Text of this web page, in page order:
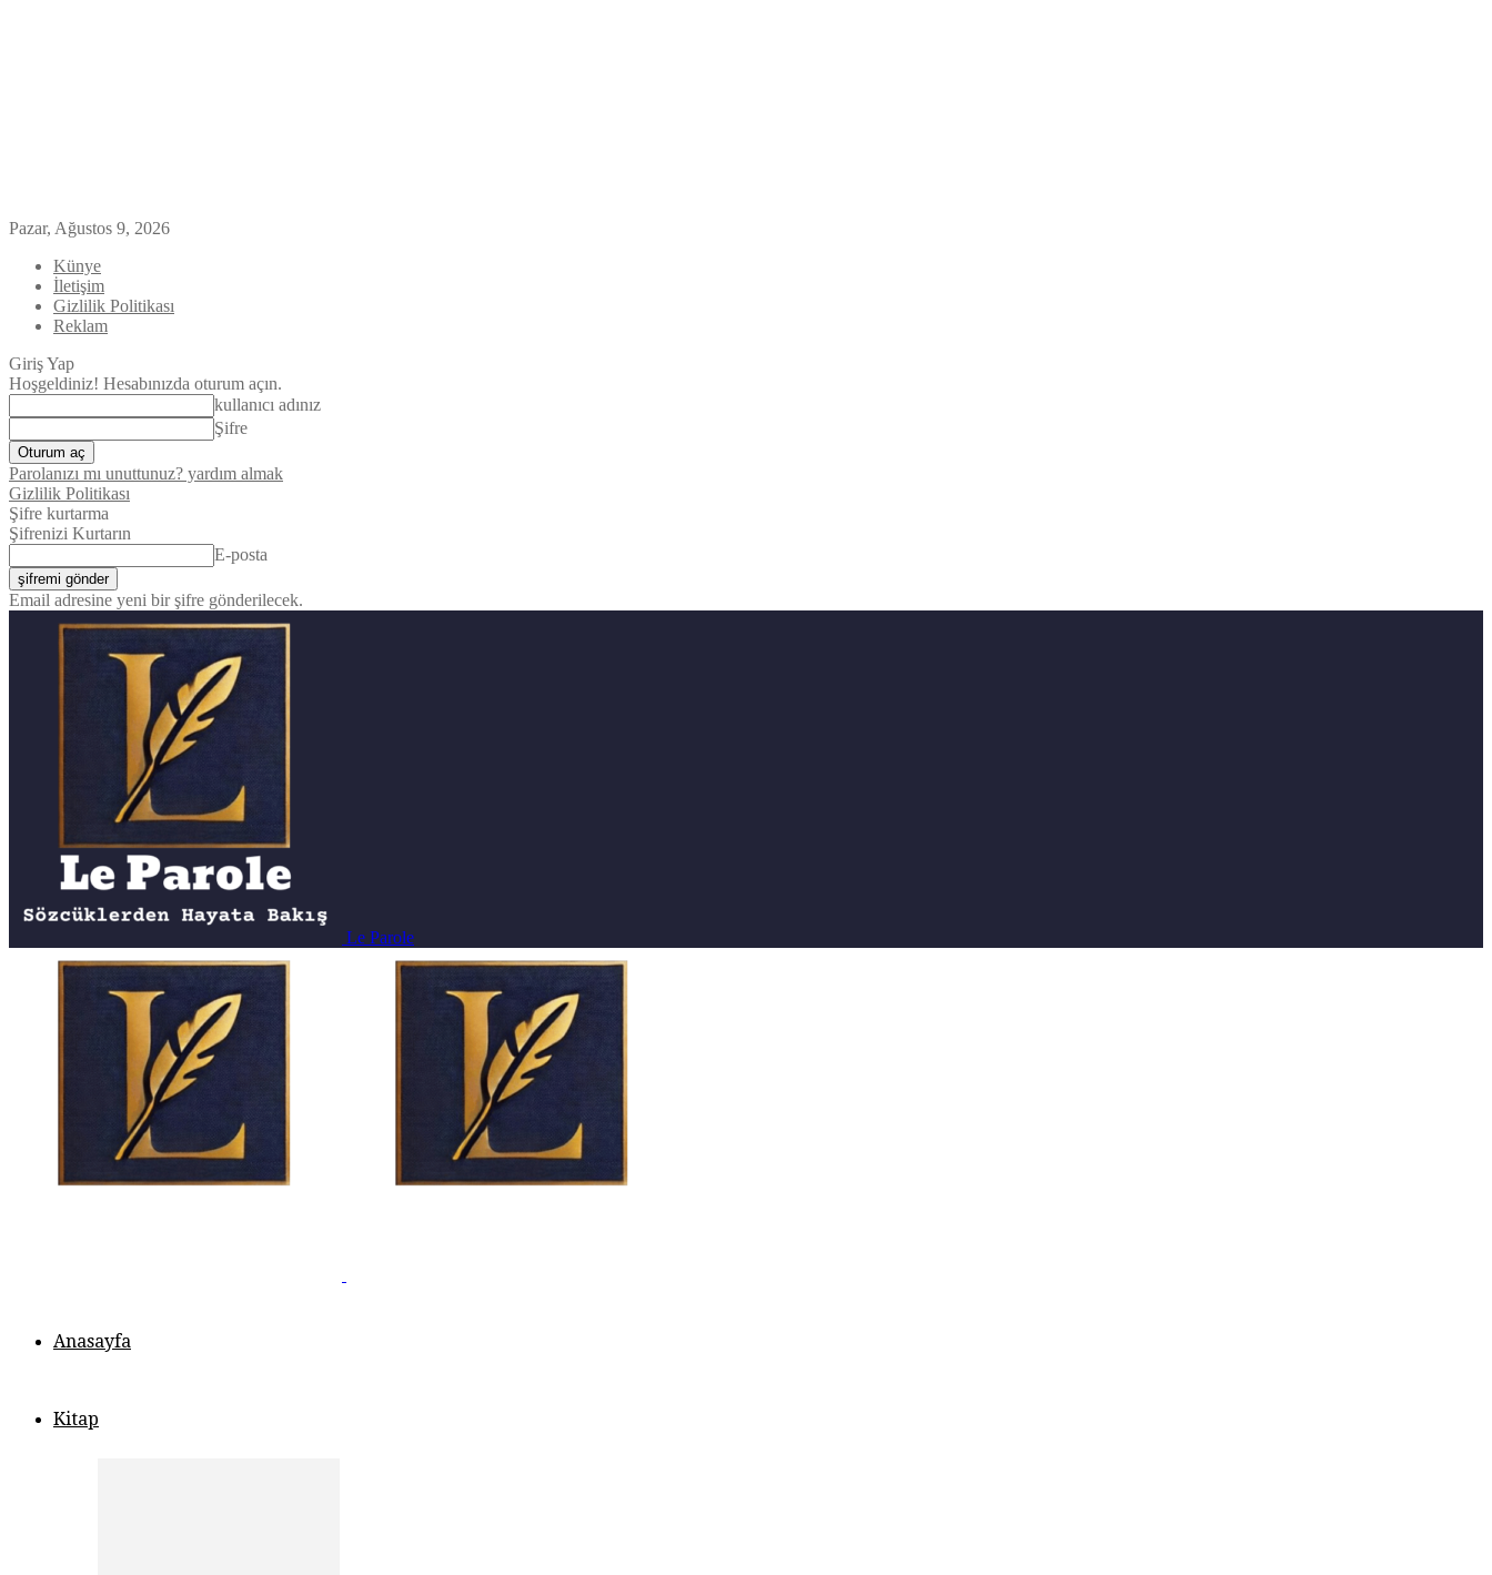
Pazar, Ağustos 9, 2026
Künye
İletişim
Gizlilik Politikası
Reklam
Giriş Yap
Hoşgeldiniz! Hesabınızda oturum açın.
kullanıcı adınız
Şifre
Parolanızı mı unuttunuz? yardım almak
Gizlilik Politikası
Şifre kurtarma
Şifrenizi Kurtarın
E-posta
Email adresine yeni bir şifre gönderilecek.
Le Parole
Anasayfa
Kitap